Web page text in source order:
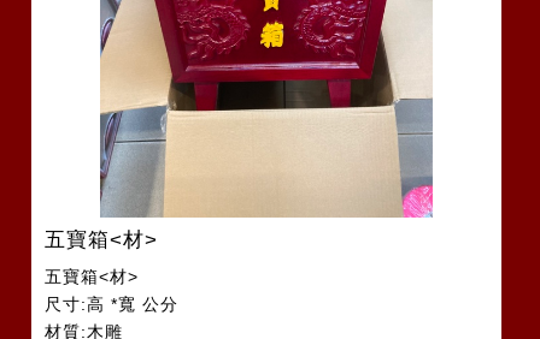
五寶箱<材>
五寶箱<材>
尺寸:高 *寬 公分
材質:木雕